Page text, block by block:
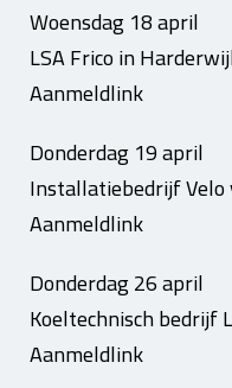
Woensdag 18 april
LSA Frico in
Aanmeldlink
Donderdag 19 april
Installatiebedrijf Velo
Aanmeldlink
Donderdag 26 april
Koeltechnisch bedrijf
Aanmeldlink